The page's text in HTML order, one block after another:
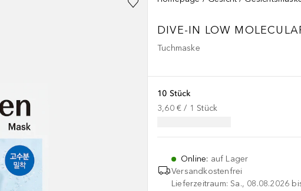
DIVE-IN LOW
Tuchmaske
10 Stück
3,60 € / 1 Stück
Online: auf Lager
Versandkostenfrei
Lieferzeitraum: Sa., 08.08.2026